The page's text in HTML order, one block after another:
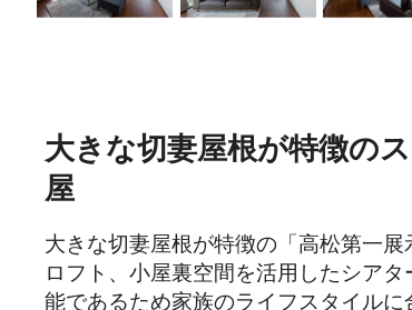
大きな切妻屋根が特徴の
屋
大きな切妻屋根が特徴の「高松第一
ロフト、小屋裏空間を活用したシア
能であるため家族のライフスタイル